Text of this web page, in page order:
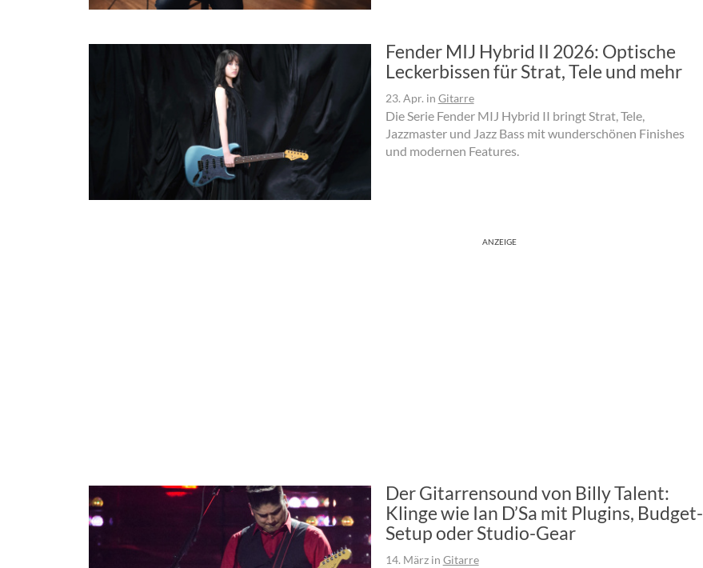
Fender MIJ Hybrid II 2026: Optische
Leckerbissen für Strat, Tele und mehr
23. Apr. in Gitarre
Die Serie Fender MIJ Hybrid II bringt Strat, Tele,
Jazzmaster und Jazz Bass mit wunderschönen Finishes
und modernen Features.
ANZEIGE
Der Gitarrensound von Billy Talent:
Klinge wie Ian D’Sa mit Plugins, Budget-
Setup oder Studio-Gear
14. Märzin Gitarre